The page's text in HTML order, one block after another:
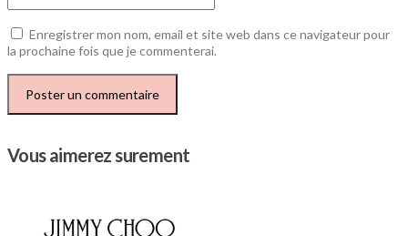
Enregistrer mon nom, email et site web dans ce navigateur pour
la prochaine fois que je commenterai.
Vous aimerez surement